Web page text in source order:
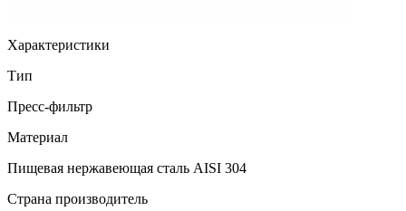
Характеристики
Тип
Пресс-фильтр
Материал
Пищевая нержавеющая сталь AISI 304
Страна производитель